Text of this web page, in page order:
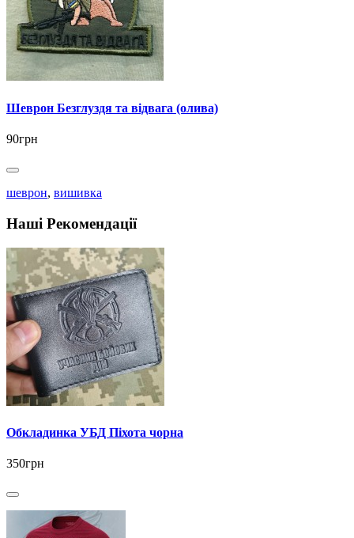
Шеврон Безглуздя та відвага (олива)
90грн
шеврон, вишивка
Наші Рекомендації
Обкладинка УБД Піхота чорна
350грн